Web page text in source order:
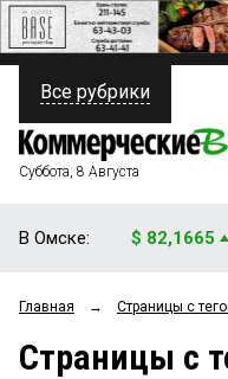
ПОЛИТИКА
ФИНАНСЫ
ОБЩЕСТВО
ЗАКОН
Все рубрики
Суббота, 8 Августа
В Омске: $ 82,1665
Главная → Страницы c
Страницы c